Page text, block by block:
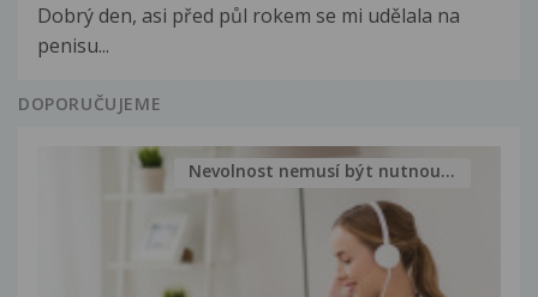
Dobrý den, asi před půl rokem se mi udělala na
penisu...
DOPORUČUJEME
Nevolnost nemusí být nutnou...